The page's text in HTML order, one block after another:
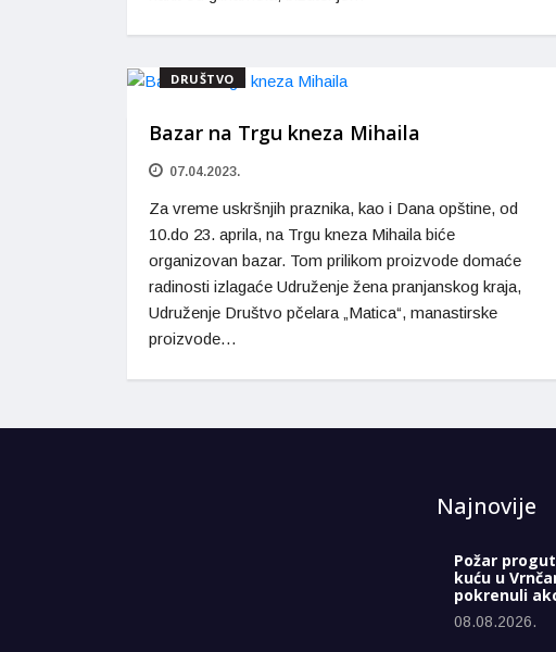
DRUŠTVO
Bazar na Trgu kneza Mihaila
07.04.2023.
Za vreme uskršnjih praznika, kao i Dana opštine, od
10.do 23. aprila, na Trgu kneza Mihaila biće
organizovan bazar. Tom prilikom proizvode domaće
radinosti izlagaće Udruženje žena pranjanskog kraja,
Udruženje Društvo pčelara „Matica“, manastirske
proizvode…
Najnovije
Požar
kuću u
pokrenuli
08.08.2026.